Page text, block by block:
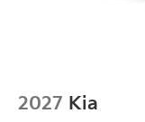
2027 Kia